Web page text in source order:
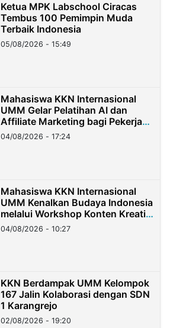
Ketua MPK Labschool Ciracas
Tembus 100 Pemimpin Muda
Terbaik Indonesia
05/08/2026 - 15:49
Mahasiswa KKN Internasional
UMM Gelar Pelatihan AI dan
Affiliate Marketing bagi Pekerja
Migran Indonesia di Taiwan
04/08/2026 - 17:24
Mahasiswa KKN Internasional
UMM Kenalkan Budaya Indonesia
melalui Workshop Konten Kreatif
di Taiwan
04/08/2026 - 10:27
KKN Berdampak UMM Kelompok
167 Jalin Kolaborasi dengan SDN
1 Karangrejo
02/08/2026 - 19:20